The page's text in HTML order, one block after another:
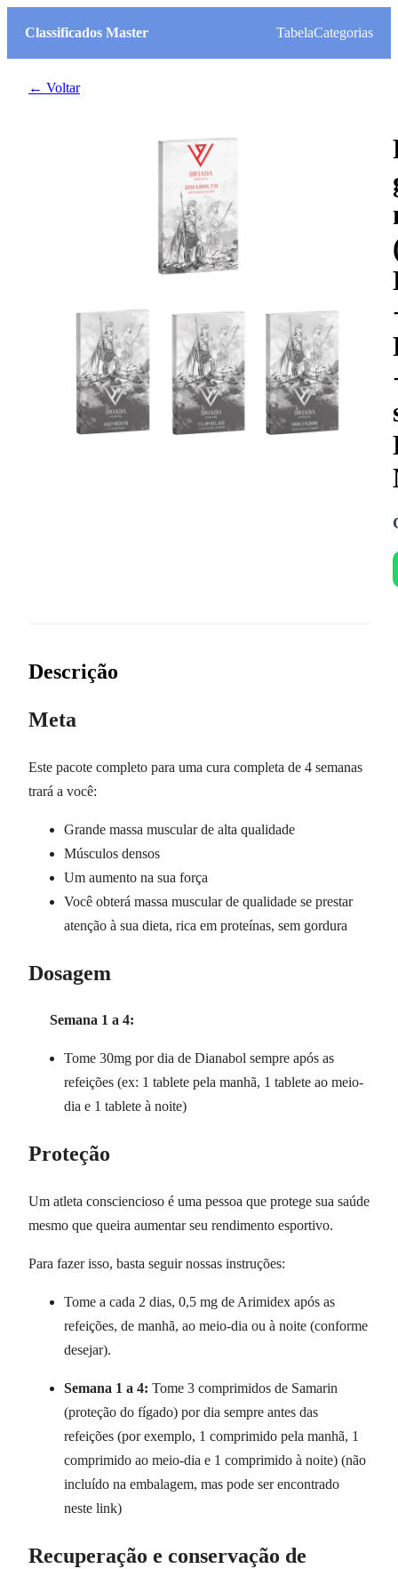
Classificados Master TabelaCategorias
← Voltar
Descrição
Meta
Este pacote completo para uma cura completa de 4 semanas
trará a você:
Grande massa muscular de alta qualidade
Músculos densos
Um aumento na sua força
Você obterá massa muscular de qualidade se prestar
atenção à sua dieta, rica em proteínas, sem gordura
Dosagem
Semana 1 a 4:
Tome 30mg por dia de Dianabol sempre após as
refeições (ex: 1 tablete pela manhã, 1 tablete ao meio-
dia e 1 tablete à noite)
Proteção
Um atleta consciencioso é uma pessoa que protege sua saúde
mesmo que queira aumentar seu rendimento esportivo.
Para fazer isso, basta seguir nossas instruções:
Tome a cada 2 dias, 0,5 mg de Arimidex após as
refeições, de manhã, ao meio-dia ou à noite (conforme
desejar).
Semana 1 a 4: Tome 3 comprimidos de Samarin
(proteção do fígado) por dia sempre antes das
refeições (por exemplo, 1 comprimido pela manhã, 1
comprimido ao meio-dia e 1 comprimido à noite) (não
incluído na embalagem, mas pode ser encontrado
neste link)
Recuperação e conservação de